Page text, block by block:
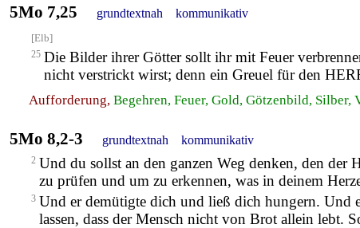
5Mo 7,25 grundtextnah kommunikativ
[Elb]
25 Die Bilder ihrer Götter sollt ihr mit Feuer
nicht verstrickt wirst; denn ein Greuel für den
Aufforderung, Begehren, Feuer, Gold, Götzenbild, Silber,
5Mo 8,2-3 grundtextnah kommunikativ
2 Und du sollst an den ganzen Weg denken, den der
zu prüfen und um zu erkennen, was in deinem
3 Und er demütigte dich und ließ dich hungern. Und
lassen, dass der Mensch nicht von Brot allein lebt.